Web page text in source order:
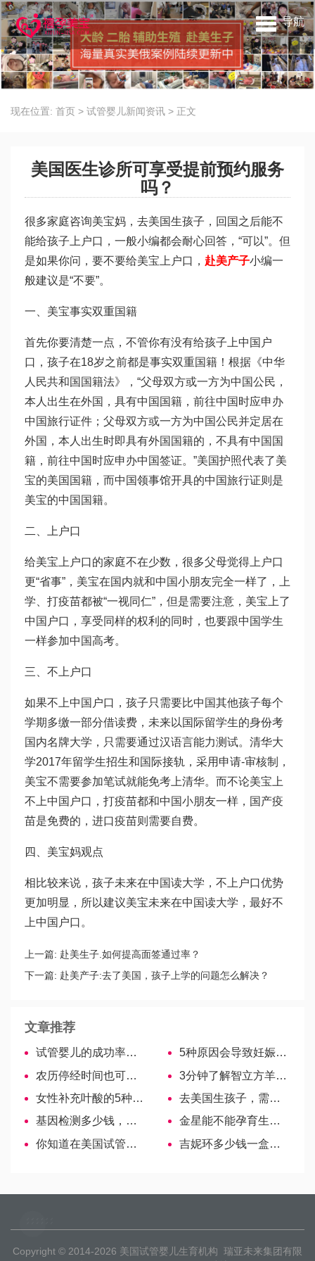
导航
现在位置: 首页 > 试管婴儿新闻资讯 > 正文
美国医生诊所可享受提前预约服务
吗？
很多家庭咨询美宝妈，去美国生孩子，回国之后能不
能给孩子上户口，一般小编都会耐心回答，“可以”。但
是如果你问，要不要给美宝上户口， 赴美产子小编一
般建议是“不要”。
一、美宝事实双重国籍
首先你要清楚一点，不管你有没有给孩子上中国户
口，孩子在18岁之前都是事实双重国籍！根据《中华
人民共和国国籍法》，“父母双方或一方为中国公民，
本人出生在外国，具有中国国籍，前往中国时应申办
中国旅行证件；父母双方或一方为中国公民并定居在
外国，本人出生时即具有外国国籍的，不具有中国国
籍，前往中国时应申办中国签证。”美国护照代表了美
宝的美国国籍，而中国领事馆开具的中国旅行证则是
美宝的中国国籍。
二、上户口
给美宝上户口的家庭不在少数，很多父母觉得上户口
更“省事”，美宝在国内就和中国小朋友完全一样了，上
学、打疫苗都被“一视同仁”，但是需要注意，美宝上了
中国户口，享受同样的权利的同时，也要跟中国学生
一样参加中国高考。
三、不上户口
如果不上中国户口，孩子只需要比中国其他孩子每个
学期多缴一部分借读费，未来以国际留学生的身份考
国内名牌大学，只需要通过汉语言能力测试。清华大
学2017年留学生招生和国际接轨，采用申请-审核制，
美宝不需要参加笔试就能免考上清华。而不论美宝上
不上中国户口，打疫苗都和中国小朋友一样，国产疫
苗是免费的，进口疫苗则需要自费。
四、美宝妈观点
相比较来说，孩子未来在中国读大学，不上户口优势
更加明显，所以建议美宝未来在中国读大学，最好不
上中国户口。
上一篇: 赴美生子.如何提高面签通过率？
下一篇: 赴美产子:去了美国，孩子上学的问题怎么解决？
文章推荐
试管婴儿的成功率是亚洲最高的？
5种原因会导致妊娠月经，发生概率没你想象中那么低
农历停经时间也可看男女，准不准看用过的姐妹怎么说!
3分钟了解智立方羊奶粉，多方面评测速览！
女性补充叶酸的5种食物推荐，一文知悉每种果蔬含量排行
去美国生孩子，需要国外买医疗保险吗？
基因检测多少钱，需求不同价格不同！
金星能不能孕育生命？金星本人郑重回应
你知道在美国试管婴儿过程中最重要的事情是什么吗？
吉妮环多少钱一盒，各地区价格区别不大-美国试管婴儿
Copyright © 2014-2026 美国试管婴儿生育机构 瑞亚未来集团有限